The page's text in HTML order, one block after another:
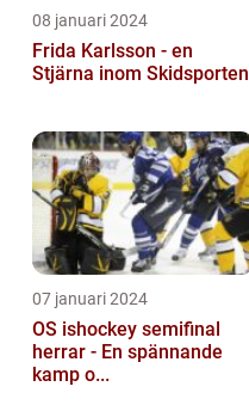
08 januari 2024
Frida Karlsson - en
Stjärna inom Skidsporten
07 januari 2024
OS ishockey semifinal
herrar - En spännande
kamp o...